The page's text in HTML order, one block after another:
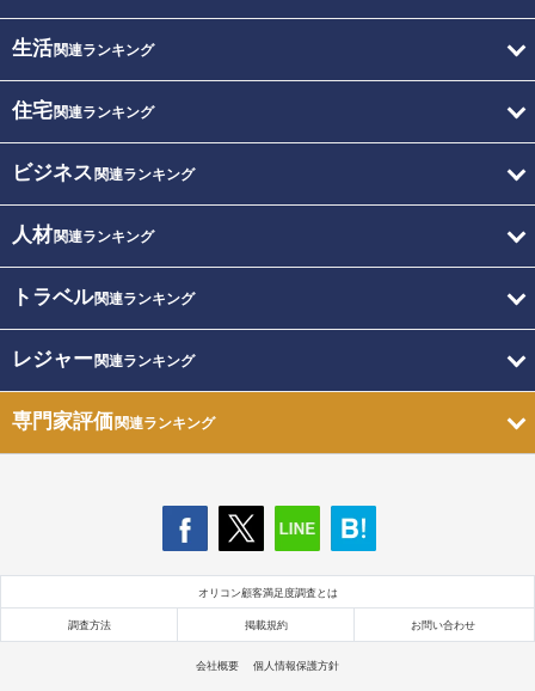
生活関連ランキング
住宅関連ランキング
ビジネス 関連ランキング
人材関連ランキング
トラベル関連ランキング
レジャー関連ランキング
専門家評価関連ランキング
オリコン顧客満足度調査とは
調査方法 掲載規約 お問い合わせ
会社概要 個人情報保護方針